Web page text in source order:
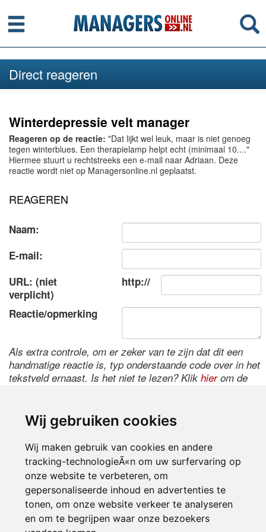
Wij gebruiken cookies
Wij maken gebruik van cookies en andere
tracking-technologieÃ«n om uw surfervaring op
onze website te verbeteren, om
gepersonaliseerde inhoud en advertenties te
tonen, om onze website verkeer te analyseren
en om te begrijpen waar onze bezoekers
Menu
Direct reageren
Winterdepressie velt manager
Reageren op de reactie: "Dat lijkt wel leuk, maar is niet genoeg
tegen winterblues. Een therapielamp helpt echt (minimaal 10...."
Hiermee stuurt u rechtstreeks een e-mail naar Adriaan. Deze
reactie wordt niet op Managersonline.nl geplaatst.
REAGEREN
Naam:
E-mail:
URL: (niet
verplicht)
http://
Reactie/opmerking
Als extra controle, om er zeker van te zijn dat dit een
handmatige reactie is, typ onderstaande code over in het
tekstveld ernaast. Is het niet te lezen? Klik hierom de
Inloggen